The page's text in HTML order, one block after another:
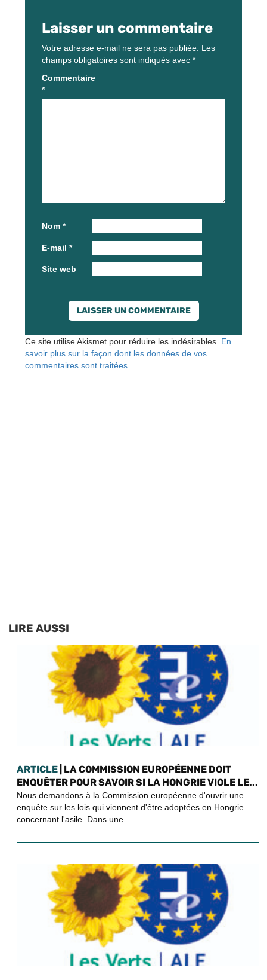
Laisser un commentaire
Votre adresse e-mail ne sera pas publiée. Les
champs obligatoires sont indiqués avec *
Commentaire
*
Nom *
E-mail *
Site web
Ce site utilise Akismet pour réduire les indésirables. En
savoir plus sur la façon dont les données de vos
commentaires sont traitées.
LIRE AUSSI
ARTICLE | LA COMMISSION EUROPÉENNE DOIT
ENQUÊTER POUR SAVOIR SI LA HONGRIE VIOLE LE...
Nous demandons à la Commission européenne d'ouvrir une
enquête sur les lois qui viennent d'être adoptées en Hongrie
concernant l'asile. Dans une...